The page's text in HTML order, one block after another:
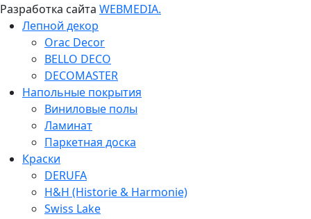
Разработка сайта WEBMEDIA.
Лепной декор
Orac Decor
BELLO DECO
DECOMASTER
Напольные покрытия
Виниловые полы
Ламинат
Паркетная доска
Краски
DERUFA
H&H (Historie & Harmonie)
Swiss Lake